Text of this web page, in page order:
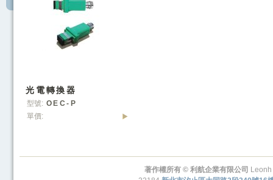
光電轉換器
型號: OEC-P
單價:
著作權所有 © 利航企業有限公司